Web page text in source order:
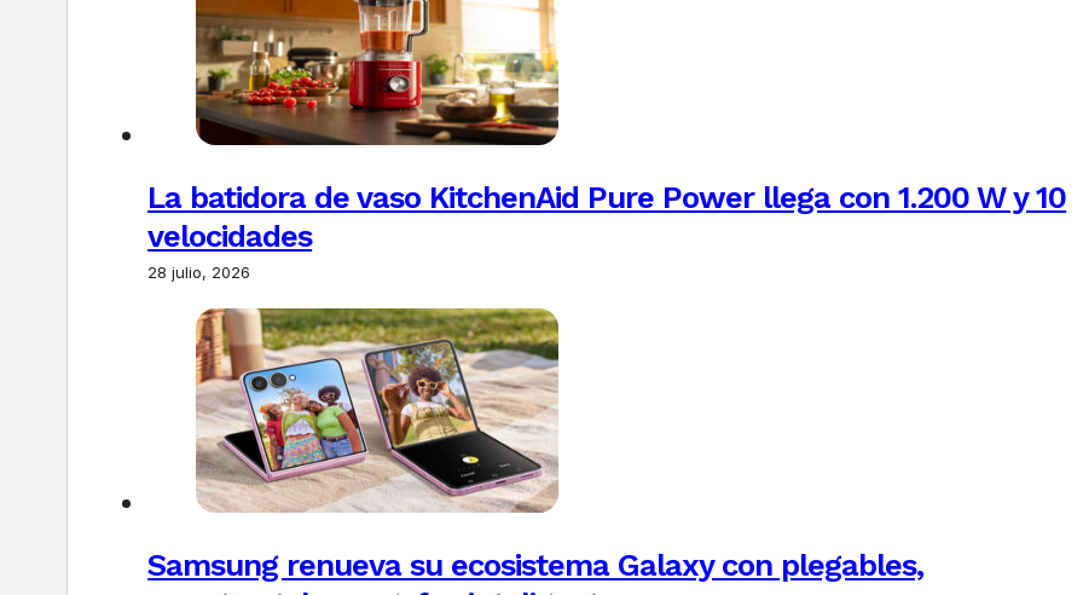
La batidora de vaso KitchenAid Pure Power llega con 1.200 W y 10
velocidades
28 julio, 2026
Samsung renueva su ecosistema Galaxy con plegables,